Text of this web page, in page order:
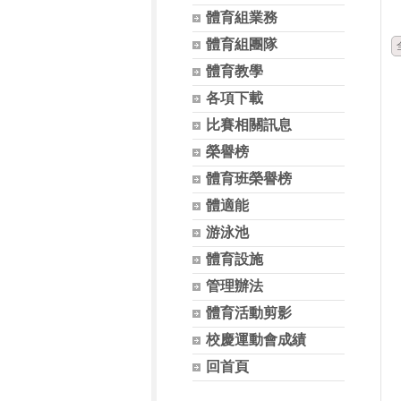
體育組業務
體育組團隊
體育教學
各項下載
比賽相關訊息
榮譽榜
體育班榮譽榜
體適能
游泳池
體育設施
管理辦法
體育活動剪影
校慶運動會成績
回首頁